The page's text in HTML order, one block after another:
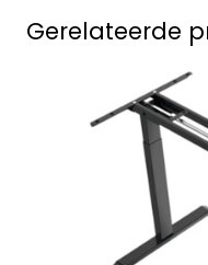
Gerelateerde